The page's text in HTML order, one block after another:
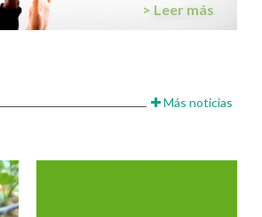
> Leer más
Más noticias